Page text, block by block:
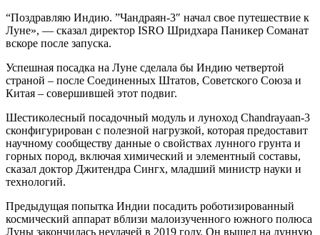
“Поздравляю Индию. ”Чандраян-3″ начал свое путешествие к
Луне», — сказал директор ISRO Шридхара Паникер Соманат
вскоре после запуска.
Успешная посадка на Луне сделала бы Индию четвертой
страной – после Соединенных Штатов, Советского Союза и
Китая – совершившей этот подвиг.
Шестиколесный посадочный модуль и луноход Chandrayaan-3
сконфигурирован с полезной нагрузкой, которая предоставит
научному сообществу данные о свойствах лунного грунта и
горных пород, включая химический и элементный составы,
сказал доктор Джитендра Сингх, младший министр науки и
технологий.
Предыдущая попытка Индии посадить роботизированный
космический аппарат вблизи малоизученного южного полюса
Луны закончилась неудачей в 2019 году. Он вышел на лунную